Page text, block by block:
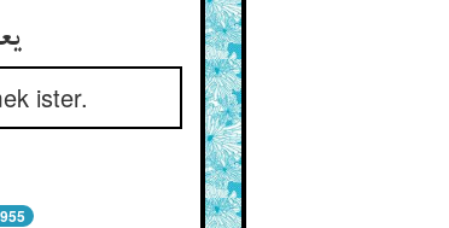
یعنی این غم بر من از غدر ویست ** غدر را آن مقتدا سابق‌پیست
ister.